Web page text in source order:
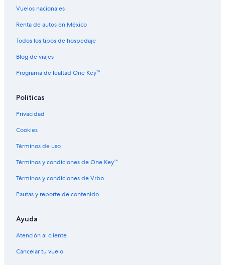
Vuelos nacionales
Renta de autos en México
Todos los tipos de hospedaje
Blog de viajes
Programa de lealtad One Key™
Políticas
Privacidad
Cookies
Términos de uso
Términos y condiciones de One Key™
Términos y condiciones de Vrbo
Pautas y reporte de contenido
Ayuda
Atención al cliente
Cancelar tu vuelo